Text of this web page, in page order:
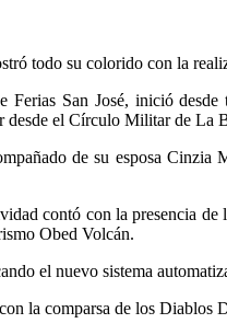
todo su colorido con la
San José, inició
el Círculo Militar de La
de su esposa
contó con la presencia
Obed Volcán.
el nuevo sistema
la comparsa de los Diablos